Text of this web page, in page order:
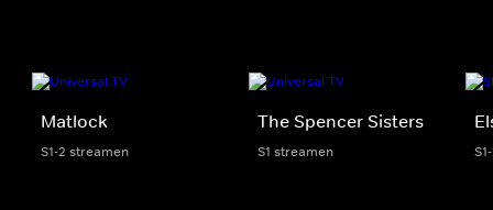
Matlock
S1-2 streamen
The Spencer Sisters
S1 streamen